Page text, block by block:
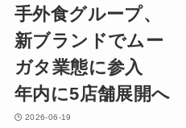
手外食グループ、
新ブランドでムー
ガタ業態に参入
年内に5店舗展開へ
2026-06-19